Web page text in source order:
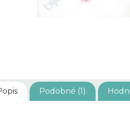
Podobné (1)